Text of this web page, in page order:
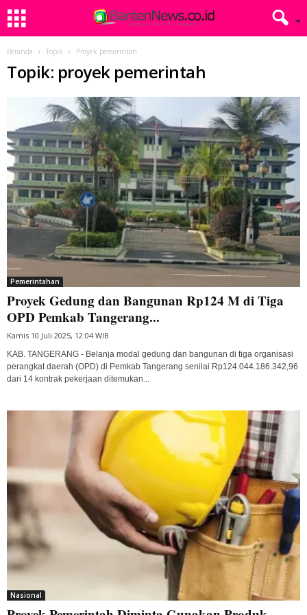
Beranda Topik Proyek pemerintah
Topik: proyek pemerintah
Pemerintahan
Proyek Gedung dan Bangunan Rp124 M di Tiga
OPD Pemkab Tangerang...
Kamis 10 Juli 2025, 12:04 WIB
KAB. TANGERANG - Belanja modal gedung dan bangunan di tiga organisasi
perangkat daerah (OPD) di Pemkab Tangerang senilai Rp124.044.186.342,96
dari 14 kontrak pekerjaan ditemukan...
Nasional